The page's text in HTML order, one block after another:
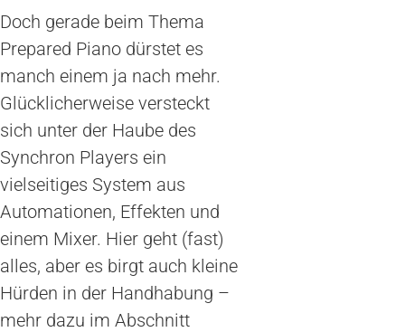
Doch gerade beim Thema
Prepared Piano dürstet es
manch einem ja nach mehr.
Glücklicherweise versteckt
sich unter der Haube des
Synchron Players ein
vielseitiges System aus
Automationen, Effekten und
einem Mixer. Hier geht (fast)
alles, aber es birgt auch kleine
Hürden in der Handhabung –
mehr dazu im Abschnitt